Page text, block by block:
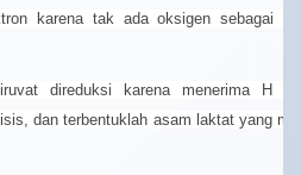
karena tak ada oksigen sebagai
direduksi karena menerima H
dan terbentuklah asam laktat yang